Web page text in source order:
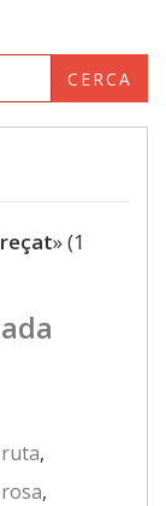
CERCA
» (1
,
,